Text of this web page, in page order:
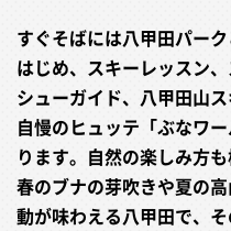
すぐそばには八甲田パー
はじめ、スキーレッスン
シューガイド、八甲田山
自慢のヒュッテ「ぶなワ
ります。自然の楽しみ方
春のブナの芽吹きや夏の
動が味わえる八甲田で、